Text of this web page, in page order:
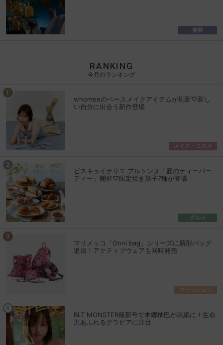
美容
RANKING
今月のランキング
whomeeのベースメイクアイテムが刷新♡新し
い自分に出会う新作登場
メイク・コスメ
ビスキュイテリエ ブルトンヌ「夏のティーパー
ティー」開催♡限定焼き菓子7種が登場
グルメ
マリメッコ「Onni bag」シリーズに新型バッグ
追加！アクティブウェアも同時発売
ファッション
BLT MONSTER最新号で本郷柚巴が表紙に！生命
力あふれるグラビアに注目